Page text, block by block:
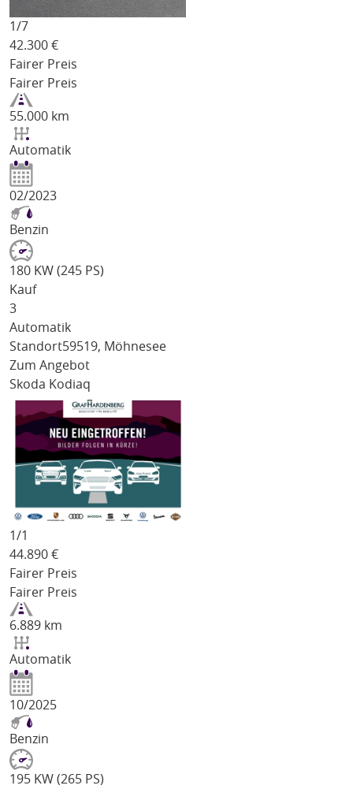
1/7
42.300 €
Fairer Preis
Fairer Preis
55.000 km
Automatik
02/2023
Benzin
180 KW (245 PS)
Kauf
3
Automatik
Standort59519, Möhnesee
Zum Angebot
Skoda Kodiaq
1/1
44.890 €
Fairer Preis
Fairer Preis
6.889 km
Automatik
10/2025
Benzin
195 KW (265 PS)